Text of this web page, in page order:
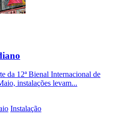
da 12ª Bienal Internacional de
instalações levam...
Instalação